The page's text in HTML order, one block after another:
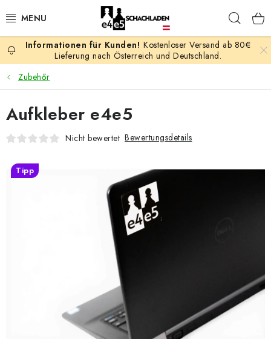
Inhalt
AKTION
SCHACHSPIELE
SCHACHFIGUREN
SCHACHBRETTER
SCHACHUHREN
SCHACH-ANTIQUITÄTENLADEN
SCHACH-MERCH
SCHACH GESCHENKE
Kostenloser Versand ab 80€
Lieferung nach Österreich und Deutschland.
Zubehőr
Aufkleber e4e5
Nicht bewertet Bewertungsdetails
Tipp